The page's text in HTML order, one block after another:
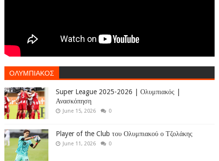
ΟΛΥΜΠΙΑΚΟΣ
Super League 2025-2026 | Ολυμπιακός |
Ανασκόπηση
June 15, 2026 0
Player of the Club του Ολυμπιακού ο Τζολάκης
June 11, 2026 0